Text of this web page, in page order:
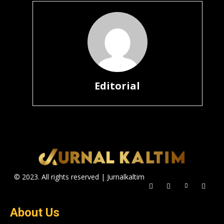
Editorial
© 2023. All rights reserved | Jurnalkaltim
About Us